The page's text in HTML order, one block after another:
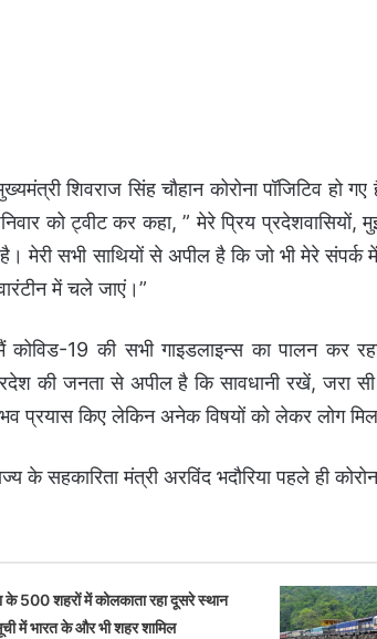
शिवराज सिंह चौहान कोरोना पॉजिटिव हो
को ट्वीट कर कहा, ” मेरे प्रिय
है। मेरी सभी साथियों से अपील है कि जो भी मेरे
में चले जाएं।”
19 की सभी गाइडलाइन्स का पालन कर
की जनता से अपील है कि सावधानी रखें, जरा
प्रयास किए लेकिन अनेक विषयों को लेकर लोग
के सहकारिता मंत्री अरविंद भदौरिया पहले ही
के 500 शहरों में कोलकाता रहा दूसरे स्थान
में भारत के और भी शहर शामिल